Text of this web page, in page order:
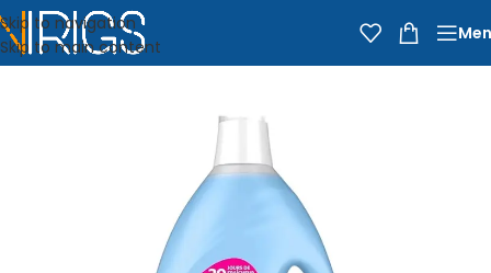
Skip to navigation
Skip to main content